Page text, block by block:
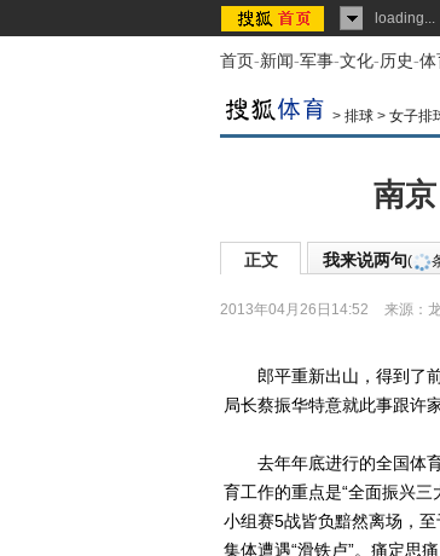
loading...
首页-新闻-军事-文化-历史-体
> 排球 > 女子排
南
正文 我来说两句(
2013年04月26日14:52 来源：
郎平重新出山，得到了前
局长蔡振华特意就此事跟许
去年年底进行的全国体育
育工作的重点是“全面振兴
小组赛5战皆负黯然离场，
集体遭遇“滑铁卢”。痛定思